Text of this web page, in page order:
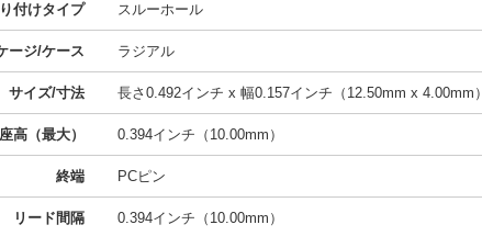
付けタイプ スルーホール
ージ/ケース ラジアル
サイズ/寸法 長さ0.492インチ x 幅0.157インチ（12.50mm x 4.00mm）
高（最大） 0.394インチ（10.00mm）
終端 PCピン
リード間隔 0.394インチ（10.00mm）